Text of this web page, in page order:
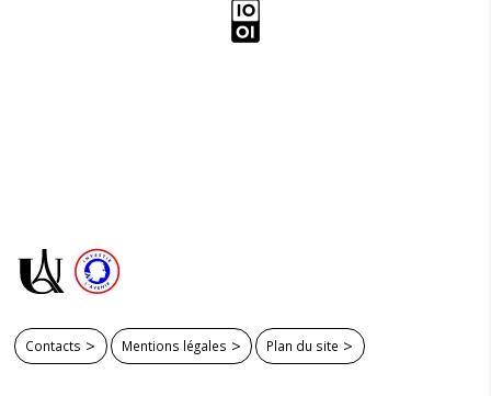
Contacts Mentions légales Plan du site